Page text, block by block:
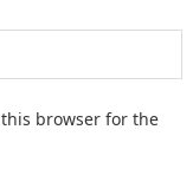
browser for the